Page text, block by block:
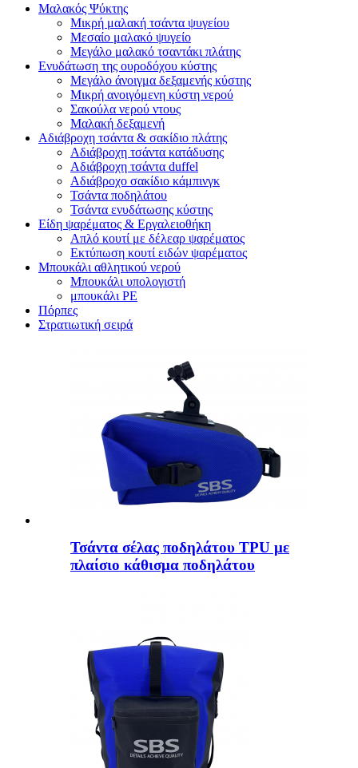
Μαλακός Ψύκτης
Μικρή μαλακή τσάντα ψυγείου
Μεσαίο μαλακό ψυγείο
Μεγάλο μαλακό τσαντάκι πλάτης
Ενυδάτωση της ουροδόχου κύστης
Μεγάλο άνοιγμα δεξαμενής κύστης
Μικρή ανοιγόμενη κύστη νερού
Σακούλα νερού ντους
Μαλακή δεξαμενή
Αδιάβροχη τσάντα & σακίδιο πλάτης
Αδιάβροχη τσάντα κατάδυσης
Αδιάβροχη τσάντα duffel
Αδιάβροχο σακίδιο κάμπινγκ
Τσάντα ποδηλάτου
Τσάντα ενυδάτωσης κύστης
Είδη ψαρέματος & Εργαλειοθήκη
Απλό κουτί με δέλεαρ ψαρέματος
Εκτύπωση κουτί ειδών ψαρέματος
Μπουκάλι αθλητικού νερού
Μπουκάλι υπολογιστή
μπουκάλι PE
Πόρπες
Στρατιωτική σειρά
Τσάντα σέλας ποδηλάτου TPU με
πλαίσιο κάθισμα ποδηλάτου